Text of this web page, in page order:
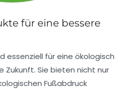
für eine bessere
essenziell für eine ökologisch
Zukunft. Sie bieten nicht nur
Fußabdruck